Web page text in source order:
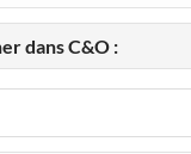
dans C&O :